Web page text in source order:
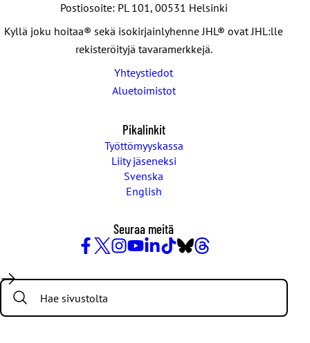
Postiosoite: PL 101, 00531 Helsinki
Kyllä joku hoitaa® sekä isokirjainlyhenne JHL® ovat JHL:lle
rekisteröityjä tavaramerkkejä.
Yhteystiedot
Aluetoimistot
Pikalinkit
Työttömyyskassa
Liity jäseneksi
Svenska
English
Seuraa meitä
/
Twitter
Search: